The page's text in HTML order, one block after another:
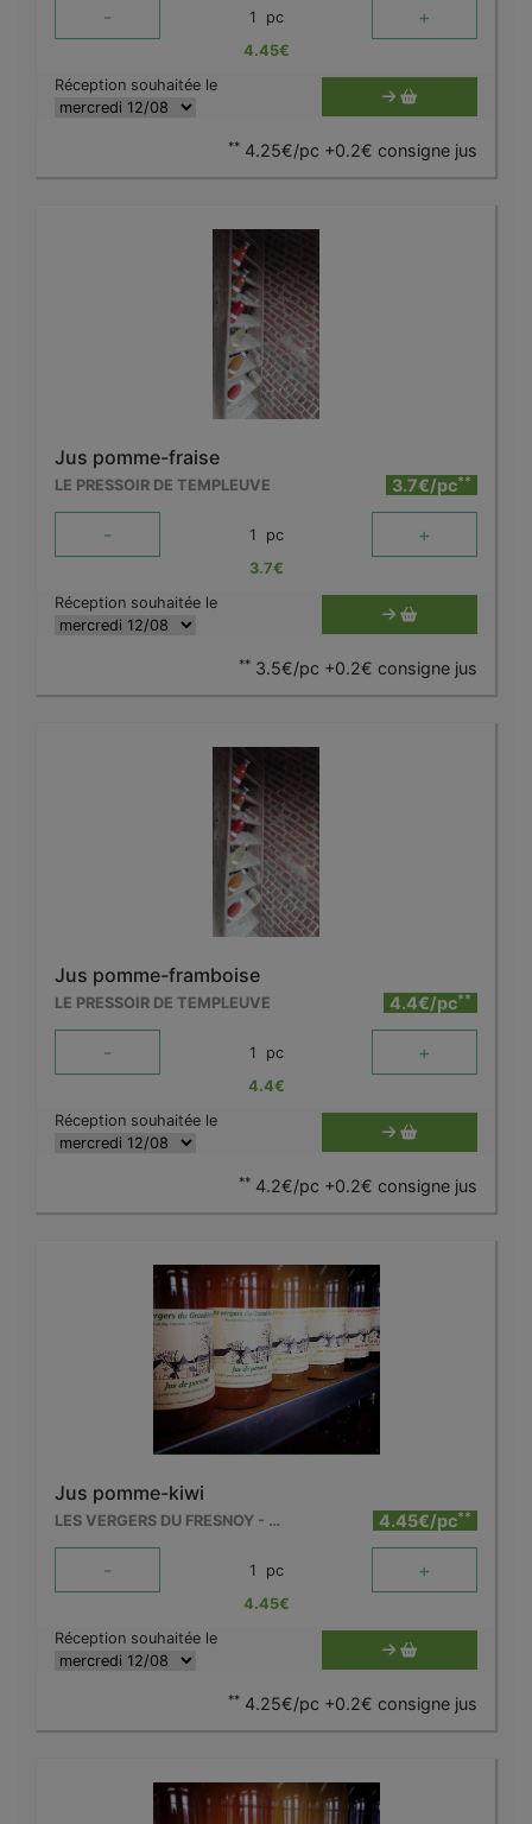
- 1 pc +
4.45€
Réception souhaitée le
** 4.25€/pc +0.2€ consigne jus
Jus pomme-fraise
LE PRESSOIR DE TEMPLEUVE 3.7€/pc**
- 1 pc +
3.7€
Réception souhaitée le
** 3.5€/pc +0.2€ consigne jus
Jus pomme-framboise
LE PRESSOIR DE TEMPLEUVE 4.4€/pc**
- 1 pc +
4.4€
Réception souhaitée le
** 4.2€/pc +0.2€ consigne jus
Jus pomme-kiwi
LES VERGERS DU FRESNOY - MOLENBAIX 4.45€/pc**
- 1 pc +
4.45€
Réception souhaitée le
** 4.25€/pc +0.2€ consigne jus